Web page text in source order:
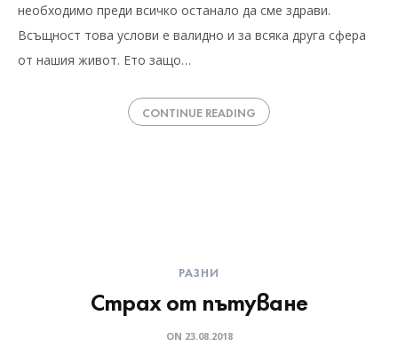
необходимо преди всичко останало да сме здрави.
Всъщност това услови е валидно и за всяка друга сфера
от нашия живот. Ето защо…
CONTINUE READING
РАЗНИ
Страх от пътуване
ON 23.08.2018